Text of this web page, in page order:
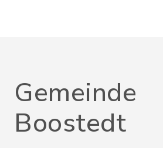
Gemeinde
Boostedt